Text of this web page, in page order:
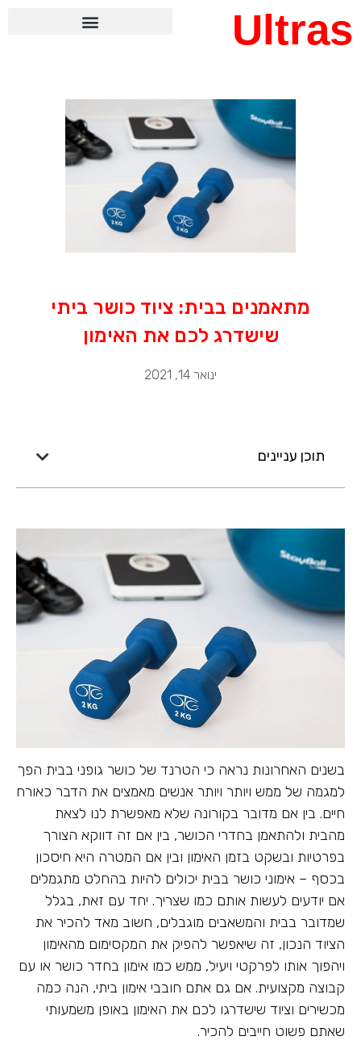
Ultras
מתאמנים בבית: ציוד כושר ביתי
שישדרג לכם את האימון
ינואר 14, 2021
תוכן עניינים
בשנים האחרונות נראה כי הטרנד של כושר גופני בבית הפך
למגמה של ממש ויותר ויותר אנשים מאמצים את הדבר כאורח
חיים. בין אם מדובר בקורונה שלא מאפשרת לנו לצאת
מהבית ולהתאמן בחדרי הכושר, בין אם זה דווקא הצורך
בפרטיות ובשקט בזמן האימון ובין אם המטרה היא חיסכון
בכסף – אימוני כושר בבית יכולים להיות בהחלט מתגמלים
אם יודעים לעשות אותם כמו שצריך. יחד עם זאת, בגלל
שמדובר בבית והמשאבים מוגבלים, חשוב מאד להכיר את
הציוד הנכון, זה שיאפשר להפיק את המקסימום מהאימון
ויהפוך אותו לפרקטי ויעיל, ממש כמו אימון בחדר כושר או עם
קבוצה מקצועית. אם גם אתם חובבי אימון ביתי, הנה כמה
מכשירים וציוד שישדרגו לכם את האימון באופן משמעותי
שאתם פשוט חייבים להכיר.